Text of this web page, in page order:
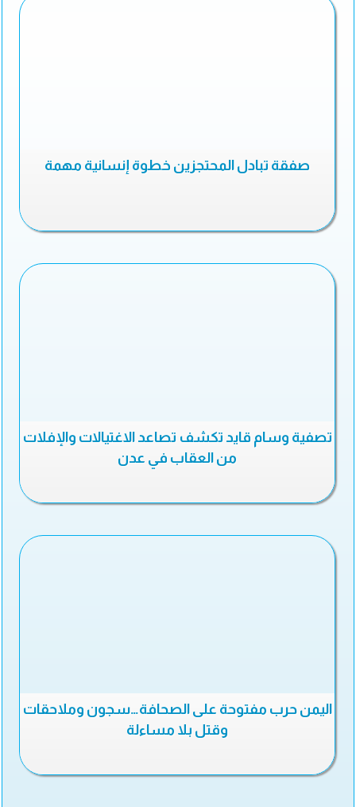
صفقة تبادل المحتجزين خطوة إنسانية مهمة
تصفية وسام قايد تكشف تصاعد الاغتيالات والإفلات
من العقاب في عدن
اليمن حرب مفتوحة على الصحافة…سجون وملاحقات
وقتل بلا مساءلة